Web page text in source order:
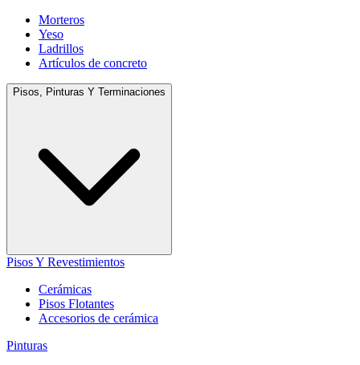
Morteros
Yeso
Ladrillos
Artículos de concreto
Pisos, Pinturas Y Terminaciones
Pisos Y Revestimientos
Cerámicas
Pisos Flotantes
Accesorios de cerámica
Pinturas